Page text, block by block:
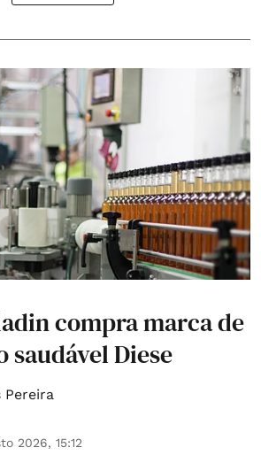
compra marca de
saudável Diese
Pereira
2026, 15:12